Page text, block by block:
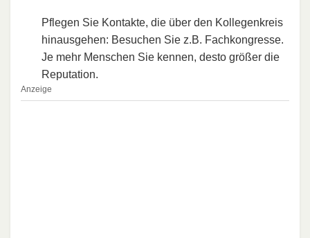
Pflegen Sie Kontakte, die über den Kollegenkreis
hinausgehen: Besuchen Sie z.B. Fachkongresse.
Je mehr Menschen Sie kennen, desto größer die
Reputation.
Anzeige